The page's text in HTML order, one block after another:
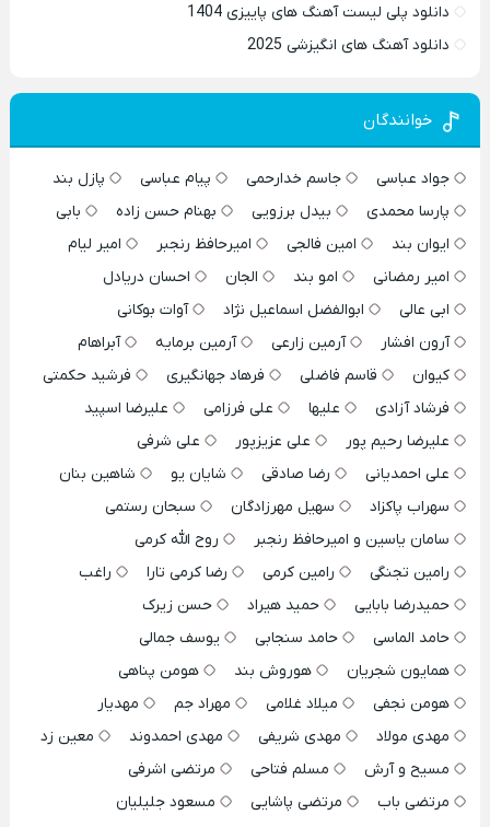
دانلود پلی لیست آهنگ های پاییزی 1404
دانلود آهنگ های انگیزشی 2025
خوانندگان
جواد عباسی جاسم خدارحمی پیام عباسی
پازل بند
پارسا محمدی
بیدل برزویی بهنام حسن زاده
بابی
ایوان بند
امین فالجی امیرحافظ رنجبر
امیر لیام
امیر رمضانی
امو بند الجان
احسان دریادل
ابی عالی
ابوالفضل اسماعیل نژاد
آوات بوکانی
آرون افشار
آرمین زارعی آرمین برمایه
آبراهام
کیوان
قاسم فاضلی فرهاد جهانگیری
فرشید حکمتی
فرشاد آزادی
علیها علی فرزامی
علیرضا اسپید
علیرضا رحیم پور
علی عزیزپور
علی شرفی
علی احمدیانی
رضا صادقی شایان یو
شاهین بنان
سهراب پاکزاد
سهیل مهرزادگان
سبحان رستمی
سامان یاسین و امیرحافظ رنجبر
روح الله کرمی
رامین تجنگی
رامین کرمی رضا کرمی تارا
راغب
حمیدرضا بابایی
حمید هیراد
حسن زیرک
حامد الماسی
حامد سنجابی
یوسف جمالی
همایون شجریان
هوروش بند
هومن پناهی
هومن نجفی
میلاد غلامی مهراد جم
مهدیار
مهدی مولاد
مهدی شریفی مهدی احمدوند
معین زد
مسیح و آرش
مسلم فتاحی
مرتضی اشرفی
مرتضی باب
مرتضی پاشایی
مسعود جلیلیان